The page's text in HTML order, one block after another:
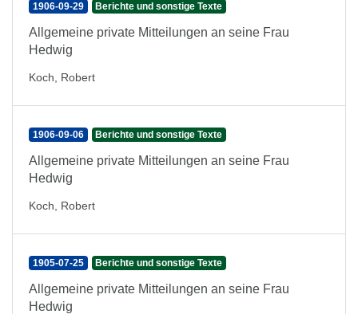
1906-09-29 Berichte und sonstige Texte
Allgemeine private Mitteilungen an seine Frau
Hedwig
Koch, Robert
1906-09-06 Berichte und sonstige Texte
Allgemeine private Mitteilungen an seine Frau
Hedwig
Koch, Robert
1905-07-25 Berichte und sonstige Texte
Allgemeine private Mitteilungen an seine Frau
Hedwig